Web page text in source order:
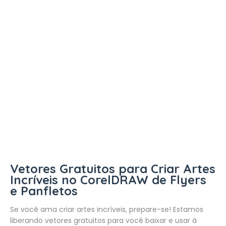
Vetores Gratuitos para Criar Artes
Incríveis no CorelDRAW de Flyers
e Panfletos
Se você ama criar artes incríveis, prepare-se! Estamos
liberando vetores gratuitos para você baixar e usar à